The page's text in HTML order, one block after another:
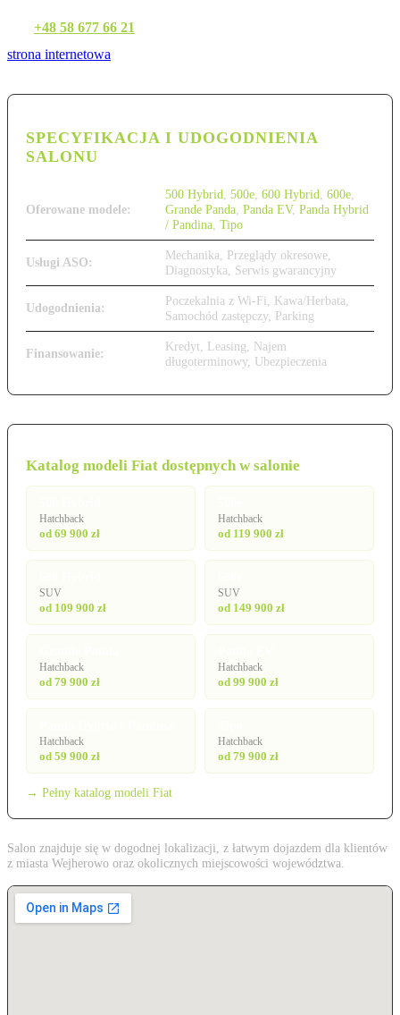
+48 58 677 66 21
strona internetowa
SPECYFIKACJA I UDOGODNIENIA
SALONU
Oferowane modele:
500 Hybrid 500e 600 Hybrid 600e
Grande Panda Panda EV, Panda Hybrid
/ Pandina Tipo
Usługi ASO:
Mechanika, Przeglądy okresowe,
Diagnostyka, Serwis gwarancyjny
Udogodnienia:
Poczekalnia z Wi-Fi, Kawa/Herbata,
Samochód zastępczy, Parking
Finansowanie:
Kredyt, Leasing, Najem
długoterminowy, Ubezpieczenia
Katalog modeli Fiat dostępnych w salonie
Hatchback
od 69 900 zł
Hatchback
od 119 900 zł
SUV
od 109 900 zł
SUV
od 149 900 zł
Hatchback
od 79 900 zł
Hatchback
od 99 900 zł
Hatchback
od 59 900 zł
Hatchback
od 79 900 zł
→ Pełny katalog modeli Fiat
Salon znajduje się w dogodnej lokalizacji, z łatwym dojazdem dla klientów
z miasta Wejherowo oraz okolicznych miejscowości województwa.